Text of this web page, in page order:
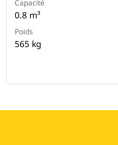
Capacité
0.8 m³
Poids
565 kg